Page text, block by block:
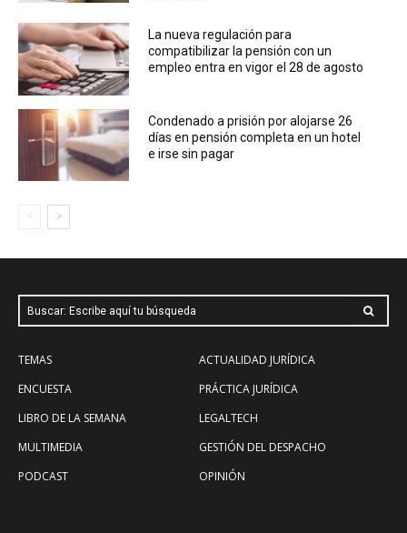
La nueva regulación para
compatibilizar la pensión con un
empleo entra en vigor el 28 de agosto
Condenado a prisión por alojarse 26
días en pensión completa en un hotel
e irse sin pagar
Buscar: Escribe aquí tu búsqueda
TEMAS
ENCUESTA
LIBRO DE LA SEMANA
MULTIMEDIA
PODCAST
ACTUALIDAD JURÍDICA
PRÁCTICA JURÍDICA
LEGALTECH
GESTIÓN DEL DESPACHO
OPINIÓN